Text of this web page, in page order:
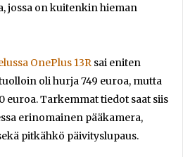
jossa on kuitenkin hieman
OnePlus 13R sai eniten
oli hurja 749 euroa, mutta
euroa. Tarkemmat tiedot saat siis
erinomainen pääkamera,
pitkähkö päivityslupaus.